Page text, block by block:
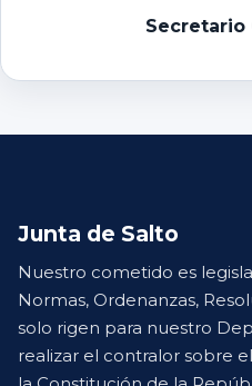
Secretario
Junta de Salto
Nuestro cometido es
Normas, Ordenanzas,
solo rigen para nuestro
realizar el contralor sobre